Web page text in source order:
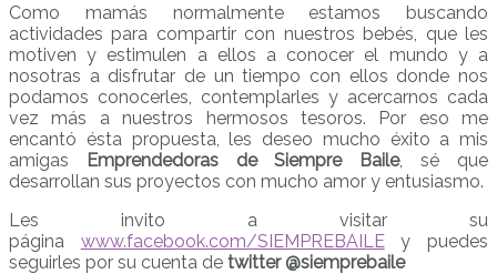
Como mamás normalmente estamos buscando
actividades para compartir con nuestros bebés, que les
motiven y estimulen a ellos a conocer el mundo y a
nosotras a disfrutar de un tiempo con ellos donde nos
podamos conocerles, contemplarles y acercarnos cada
vez más a nuestros hermosos tesoros. Por eso me
encantó ésta propuesta, les deseo mucho éxito a mis
amigas Emprendedoras de Siempre Baile, sé que
desarrollan sus proyectos con mucho amor y entusiasmo.
Les invito a visitar su
página www.facebook.com/SIEMPREBAILEy puedes
seguirles por su cuenta de twitter @siemprebaile